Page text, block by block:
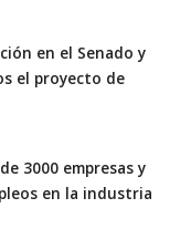
en el Senado y
el proyecto de
3000 empresas y
en la industria